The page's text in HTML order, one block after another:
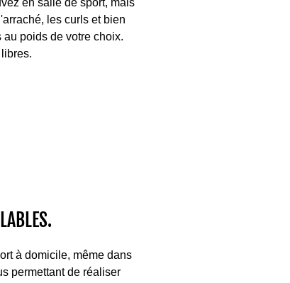
en salle de sport, mais
les curls et bien
poids de votre choix.
à domicile, même dans
permettant de réaliser